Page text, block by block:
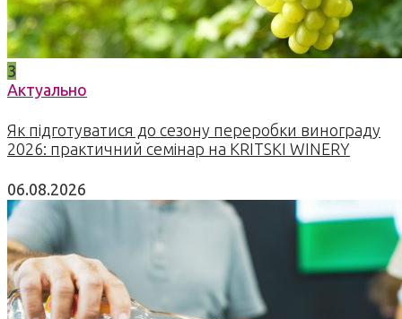
3
Актуально
Як підготуватися до сезону переробки винограду
2026: практичний семінар на KRITSKI WINERY
06.08.2026